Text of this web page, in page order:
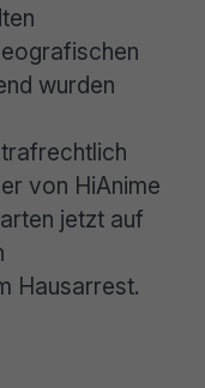
wurden
von HiAnime
jetzt auf
Hausarrest.